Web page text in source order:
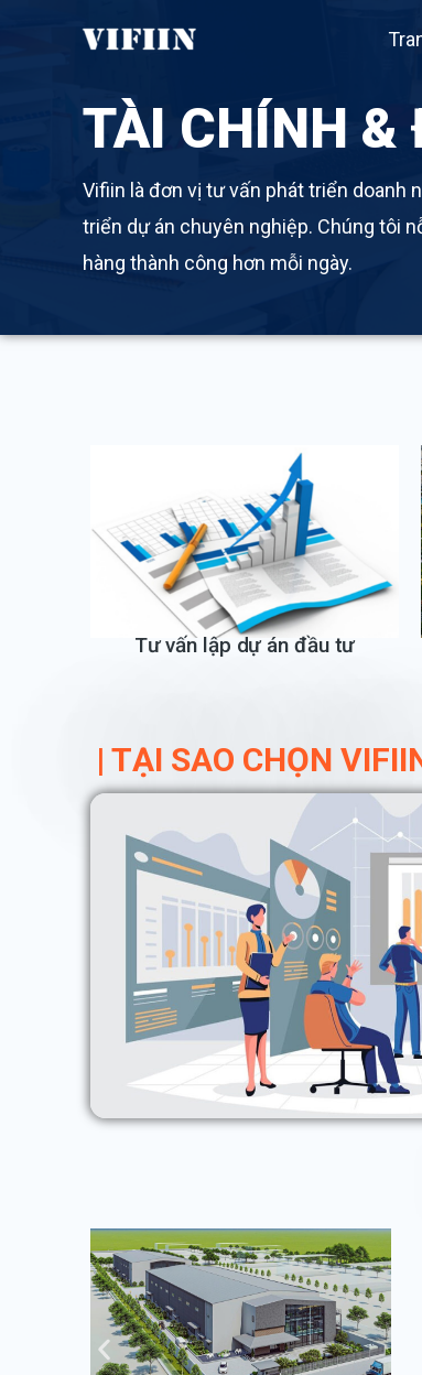
TÀI CHÍNH &
Vifiin là đơn vị tư vấn phát triển doanh
triển dự án chuyên nghiệp. Chúng tôi
hàng thành công hơn mỗi ngày.
Tư vấn lập dự án đầu tư
| TẠI SAO CHỌN